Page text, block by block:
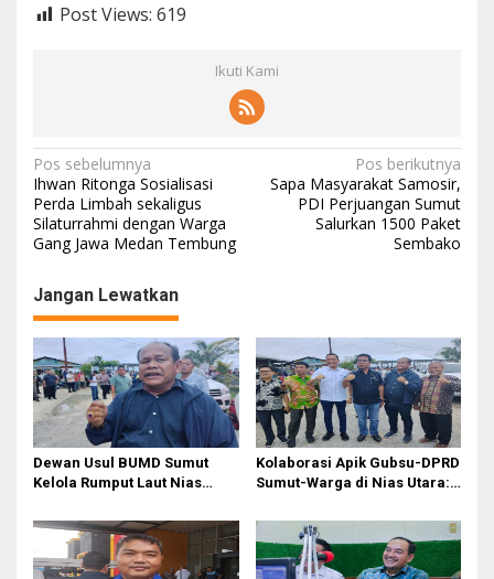
Post Views: 619
Ikuti Kami
N
a
v
g
a
s
i
p
o
s
Pos sebelumnya
Ihwan Ritonga Sosialisasi
Perda Limbah sekaligus
Silaturrahmi dengan Warga
Gang Jawa Medan Tembung
Pos berikutnya
Sapa Masyarakat Samosir,
PDI Perjuangan Sumut
Salurkan 1500 Paket
Sembako
Jangan Lewatkan
Dewan Usul BUMD Sumut
Kelola Rumput Laut Nias
Kolaborasi Apik Gubsu-DPRD
Sumut-Warga di Nias Utara:
Akhirnya Diperbaiki